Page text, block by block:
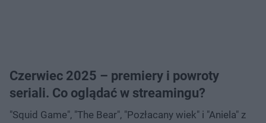
Czerwiec 2025 – premiery i powroty
seriali. Co oglądać w streamingu?
"Squid Game", "The Bear", "Pozłacany wiek" i "Aniela" z